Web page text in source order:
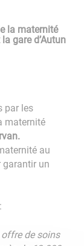
la maternité
gare d’Autun
par les
maternité
au
garantir un
offre de soins